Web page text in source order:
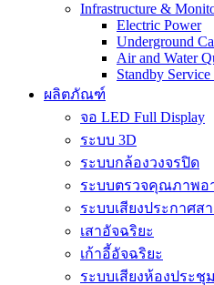
Infrastructure &
Electric Power
Underground
Air and Water
Standby Service
ผลิตภัณฑ์
จอ LED Full Display
ระบบ 3D
ระบบกล้องวงจรปิด
ระบบตรวจคุณภาพอ
ระบบเสียงประกาศส
เสาอัจฉริยะ
เก้าอี้อัจฉริยะ
ระบบเสียงห้องประชุม